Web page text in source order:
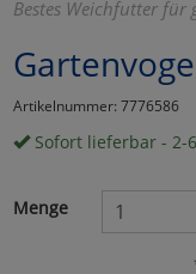
Bestes Weichfutter für
Artikelnummer: 7776586
Sofort lieferbar - 2-
Menge
Umfragetools